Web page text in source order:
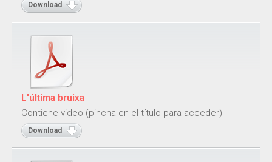
Download
L'última bruixa
Contiene video (pincha en el título para acceder)
Download